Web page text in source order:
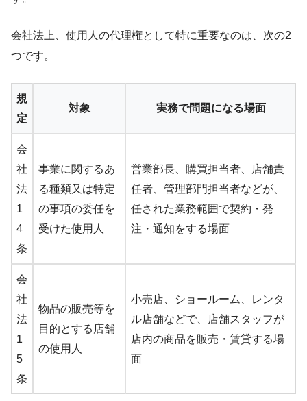
会社法上、使用人の代理権として特に重要なのは、次の2
つです。
規
定
対象 実務で問題になる場面
会
社
法
1
4
条
事業に関するあ
る種類又は特定
の事項の委任を
受けた使用人
営業部長、購買担当者、店舗責
任者、管理部門担当者などが、
任された業務範囲で契約・発
注・通知をする場面
会
社
法
1
5
条
物品の販売等を
目的とする店舗
の使用人
小売店、ショールーム、レンタ
ル店舗などで、店舗スタッフが
店内の商品を販売・賃貸する場
面